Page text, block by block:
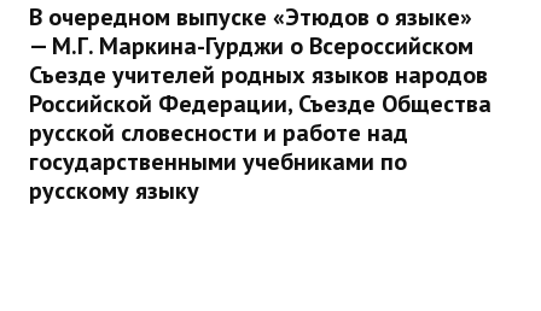
В очередном выпуске «Этюдов о языке»
— М.Г. Маркина-Гурджи о Всероссийском
Съезде учителей родных языков народов
Российской Федерации, Съезде Общества
русской словесности и работе над
государственными учебниками по
русскому языку